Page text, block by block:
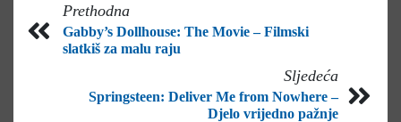
Prethodna
Gabby’s Dollhouse: The Movie – Filmski
slatkiš za malu raju
Sljedeća
Springsteen: Deliver Me from Nowhere –
Djelo vrijedno pažnje